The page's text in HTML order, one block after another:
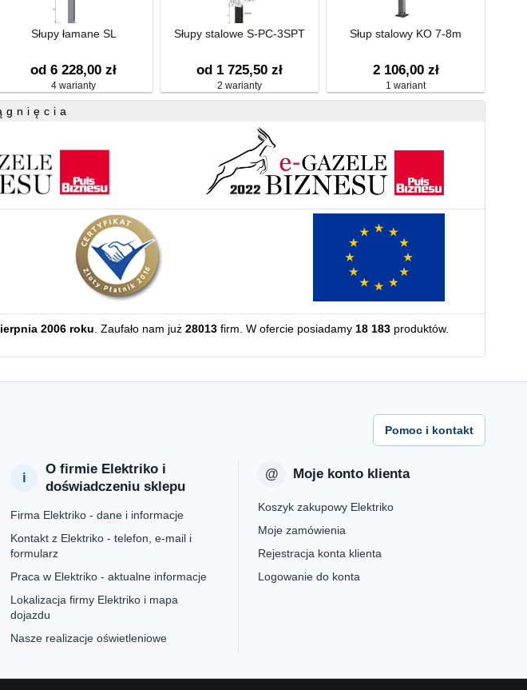
Słupy łamane SL
od 6 228,00 zł
4 warianty
Słupy stalowe S-PC-3SPT
od 1 725,50 zł
2 warianty
Słup stalowy KO 7-8m
2 106,00 zł
1 wariant
2006 roku. Zaufało nam już 28013 firm. W ofercie posiadamy 18 183 produktów.
Pomoc i kontakt
O firmie Elektriko i
doświadczeniu sklepu
Firma Elektriko - dane i informacje
Kontakt z Elektriko - telefon, e-mail i
formularz
Praca w Elektriko - aktualne informacje
Lokalizacja firmy Elektriko i mapa
dojazdu
Nasze realizacje oświetleniowe
Moje konto klienta
Koszyk zakupowy Elektriko
Moje zamówienia
Rejestracja konta klienta
Logowanie do konta